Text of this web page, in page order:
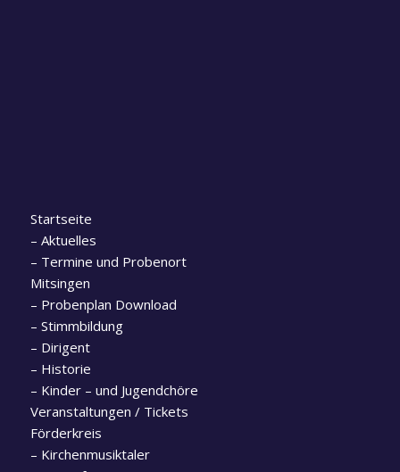
Startseite
– Aktuelles
– Termine und Probenort
Mitsingen
– Probenplan Download
– Stimmbildung
– Dirigent
– Historie
– Kinder – und Jugendchöre
Veranstaltungen / Tickets
Förderkreis
– Kirchenmusiktaler